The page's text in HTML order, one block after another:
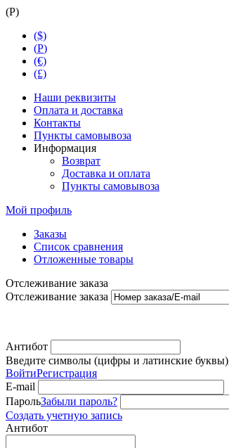
(Р)
($)
(Р)
(€)
(£)
Наши реквизиты
Оплата и доставка
Контакты
Пункты самовывоза
Информация
Возврат
Доставка и оплата
Пункты самовывоза
Мой профиль
Заказы
Список сравнения
Отложенные товары
Отслеживание заказа
Отслеживание заказа
Антибот
Введите символы (цифры и латинские
ВойтиРегистрация
E-mail
ПарольЗабыли пароль?
Создать учетную запись
Антибот